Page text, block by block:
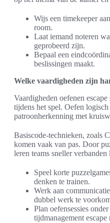
Wijs een timekeeper
room.
Laat iemand noteren
geprobeerd zijn.
Bepaal een
beslissingen maakt.
Welke vaardigheden zijn
Vaardigheden oefenen
tijdens het spel. Oefen logisch
patroonherkenning met
Basiscode-technieken, zoals
komen vaak van pas. Door
leren teams sneller verbanden
Speel korte
denken te trainen.
Werk aan
dubbel werk te
Plan oefensessies
tijdmanagement escape